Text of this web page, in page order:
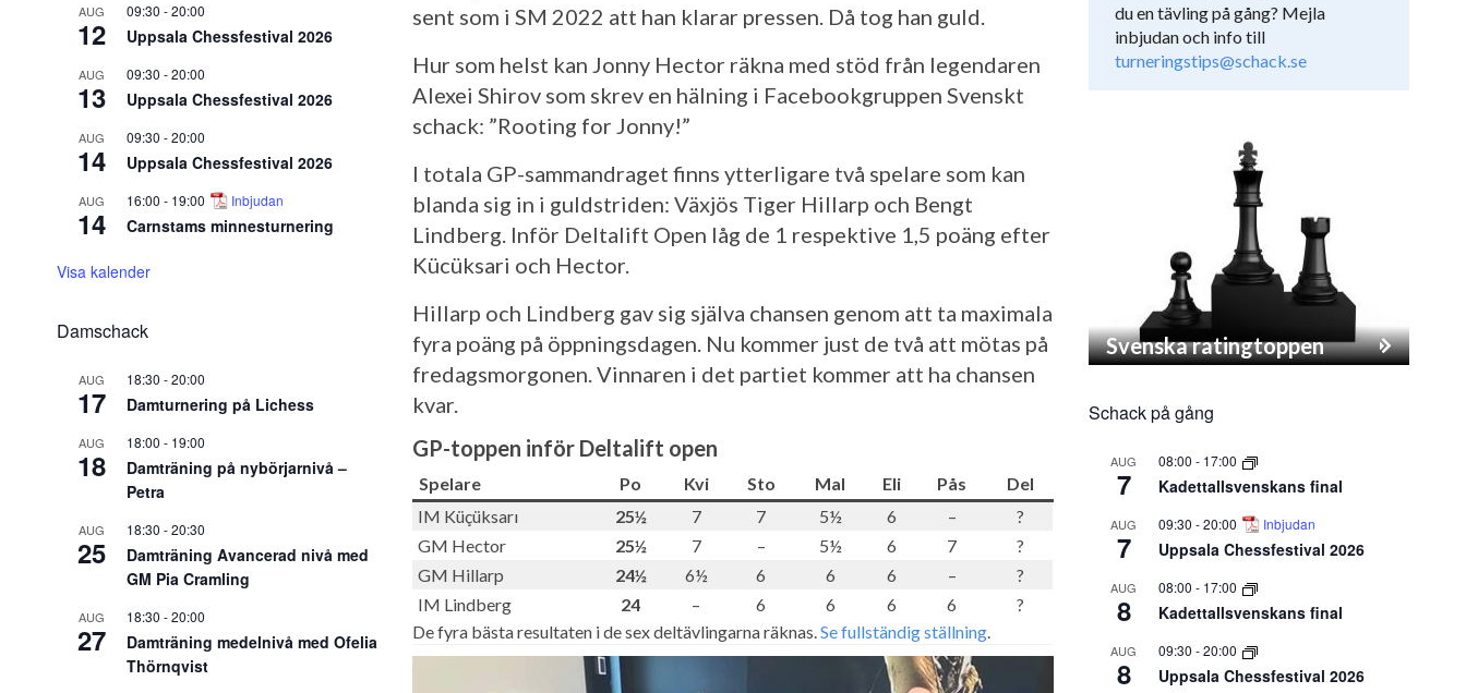
AUG
12
09:30 -20:00
Uppsala Chessfestival 2026
AUG
13
09:30 -20:00
Uppsala Chessfestival 2026
AUG
14
09:30 -20:00
Uppsala Chessfestival 2026
AUG
14
16:00 - 19:00 Inbjudan
Carnstams minnesturnering
Visa kalender
Damschack
AUG
17
18:30 -20:00
Damturnering på Lichess
AUG
18
18:00 - 19:00
Damträning på nybörjarnivå –
Petra
AUG
25
18:30 -20:30
Damträning Avancerad nivå med
GM Pia Cramling
AUG
27
18:30 -20:00
Damträning medelnivå med Ofelia
Thörnqvist
sent som i SM 2022 att han klarar pressen. Då tog han guld.
Hur som helst kan Jonny Hector räkna med stöd från legendaren
Alexei Shirov som skrev en hälning i Facebookgruppen Svenskt
schack: ”Rooting for Jonny!”
I totala GP-sammandraget finns ytterligare två spelare som kan
blanda sig in i guldstriden: Växjös Tiger Hillarp och Bengt
Lindberg. Inför Deltalift Open låg de 1 respektive 1,5 poäng efter
Kücüksari och Hector.
Hillarp och Lindberg gav sig själva chansen genom att ta maximala
fyra poäng på öppningsdagen. Nu kommer just de två att mötas på
fredagsmorgonen. Vinnaren i det partiet kommer att ha chansen
kvar.
GP-toppen inför Deltalift open
Spelare Po Kvi Sto Mal Eli Pås
Del
IM Küçüksarı
25½ 7 7 5½ 6 –
?
GM Hector
25½ 7 – 5½ 6 7
?
GM Hillarp
24½ 6½ 6 6 6 –
?
IM Lindberg
24 – 6 6 6 6
?
De fyra bästa resultaten i de sex deltävlingarna räknas.Se fullständig ställning.
du en tävling på gång? Mejla
inbjudan och info till
turneringstips@schack.se
Svenska ratingtoppen
Schack på gång
AUG
7
08:00 - 17:00
Kadettallsvenskans final
AUG
7
09:30 -20:00 Inbjudan
Uppsala Chessfestival 2026
AUG
8
08:00 - 17:00
Kadettallsvenskans final
AUG
8
09:30 -20:00
Uppsala Chessfestival 2026